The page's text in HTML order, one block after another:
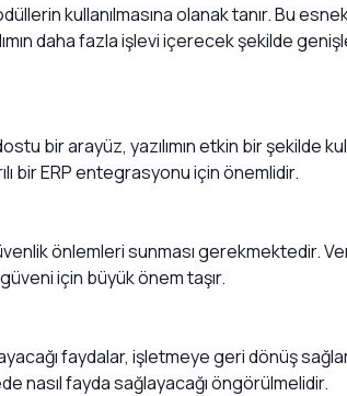
kullanılmasına olanak tanır. Bu
daha fazla işlevi içerecek şekilde
bir arayüz, yazılımın etkin bir şekilde
bir ERP entegrasyonu için önemlidir.
önlemleri sunması gerekmektedir.
için büyük önem taşır.
faydalar, işletmeye geri dönüş
nasıl fayda sağlayacağı öngörülmelidir.